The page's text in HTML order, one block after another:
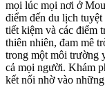
mọi lúc mọi nơi ở
điểm đến du lịch
tiết kiệm và các điểm
thiên nhiên, đam mê
trong một môi trường
cả mọi người. Khám
kết nối nhờ vào